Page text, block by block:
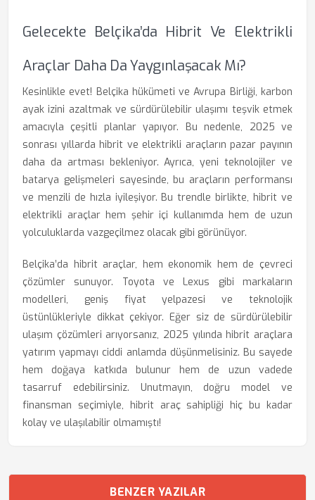
Gelecekte Belçika’da Hibrit Ve Elektrikli
Araçlar Daha Da Yaygınlaşacak Mı?
Kesinlikle evet! Belçika hükümeti ve Avrupa Birliği, karbon
ayak izini azaltmak ve sürdürülebilir ulaşımı teşvik etmek
amacıyla çeşitli planlar yapıyor. Bu nedenle, 2025 ve
sonrası yıllarda hibrit ve elektrikli araçların pazar payının
daha da artması bekleniyor. Ayrıca, yeni teknolojiler ve
batarya gelişmeleri sayesinde, bu araçların performansı
ve menzili de hızla iyileşiyor. Bu trendle birlikte, hibrit ve
elektrikli araçlar hem şehir içi kullanımda hem de uzun
yolculuklarda vazgeçilmez olacak gibi görünüyor.
Belçika’da hibrit araçlar, hem ekonomik hem de çevreci
çözümler sunuyor. Toyota ve Lexus gibi markaların
modelleri, geniş fiyat yelpazesi ve teknolojik
üstünlükleriyle dikkat çekiyor. Eğer siz de sürdürülebilir
ulaşım çözümleri arıyorsanız, 2025 yılında hibrit araçlara
yatırım yapmayı ciddi anlamda düşünmelisiniz. Bu sayede
hem doğaya katkıda bulunur hem de uzun vadede
tasarruf edebilirsiniz. Unutmayın, doğru model ve
finansman seçimiyle, hibrit araç sahipliği hiç bu kadar
kolay ve ulaşılabilir olmamıştı!
BENZER YAZILAR